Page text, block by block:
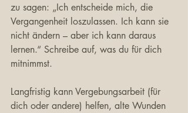
zu sagen: „Ich entscheide mich, die
Vergangenheit loszulassen. Ich kann sie
nicht ändern – aber ich kann daraus
lernen.“ Schreibe auf, was du für dich
mitnimmst.
Langfristig kann Vergebungsarbeit (für
dich oder andere) helfen, alte Wunden